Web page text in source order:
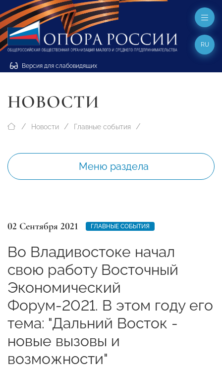
Версия для слабовидящих
RU
НОВОСТИ
Новости Главные события
Меню раздела
02 Сентября 2021 ГЛАВНЫЕ СОБЫТИЯ
Во Владивостоке начал
свою работу Восточный
Экономический
Форум-2021. В этом году его
тема: "Дальний Восток -
новые вызовы и
возможности"